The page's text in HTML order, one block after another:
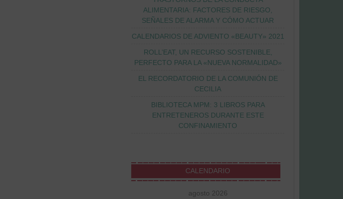
ALIMENTARIA: FACTORES DE RIESGO,
SEÑALES DE ALARMA Y CÓMO ACTUAR
CALENDARIOS DE ADVIENTO «BEAUTY» 2021
ROLL’EAT, UN RECURSO SOSTENIBLE,
PERFECTO PARA LA «NUEVA NORMALIDAD»
EL RECORDATORIO DE LA COMUNIÓN DE
CECILIA
BIBLIOTECA MPM: 3 LIBROS PARA
ENTRETENEROS DURANTE ESTE
CONFINAMIENTO
CALENDARIO
agosto 2026